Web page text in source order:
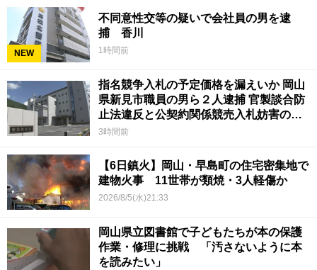
NEW
不同意性交等の疑いで会社員の男を逮
捕 香川
1時間前
指名競争入札の予定価格を漏えいか 岡山
県新見市職員の男ら２人逮捕 官製談合防
止法違反と公契約関係競売入札妨害の疑
い
3時間前
【6日鎮火】岡山・早島町の住宅密集地で
建物火事 11世帯が類焼・3人軽傷か
2026/8/5(水)21:33
岡山県立図書館で子どもたちが本の保護
作業・修理に挑戦 「汚さないように本
を読みたい」